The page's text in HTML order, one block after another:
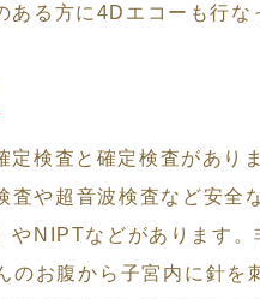
ある方に4Dエコーも行な
定検査と確定検査があり
査や超音波検査など安全
やNIPTなどがあります
のお腹から子宮内に針